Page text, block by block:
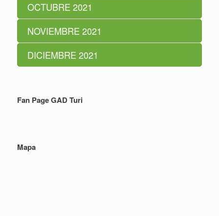
OCTUBRE 2021
NOVIEMBRE 2021
DICIEMBRE 2021
Fan Page GAD Turi
Mapa